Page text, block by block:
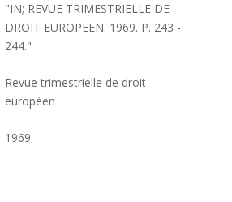
"IN; REVUE TRIMESTRIELLE DE
DROIT EUROPEEN. 1969. P. 243 -
244."
Revue trimestrielle de droit
européen
1969